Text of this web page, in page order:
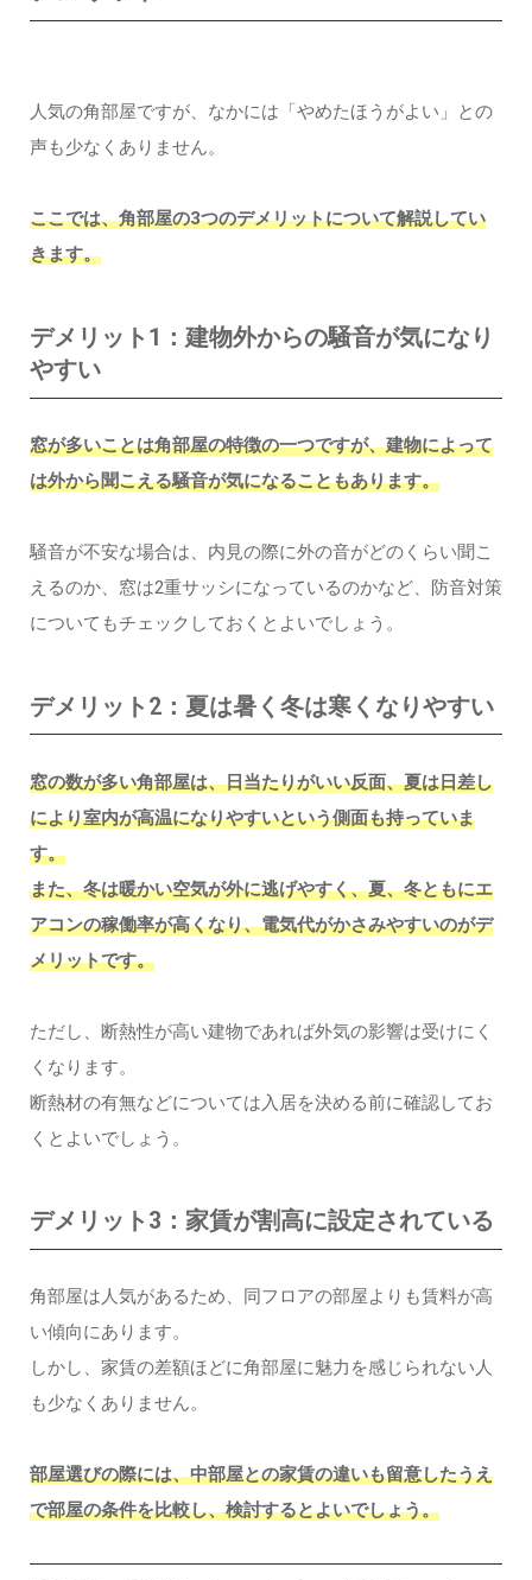
人気の角部屋ですが、なかには「やめたほうがよい」との
声も少なくありません。
ここでは、角部屋の3つのデメリットについて解説してい
きます。
デメリット1：建物外からの騒音が気になり
やすい
窓が多いことは角部屋の特徴の一つですが、建物によって
は外から聞こえる騒音が気になることもあります。
騒音が不安な場合は、内見の際に外の音がどのくらい聞こ
えるのか、窓は2重サッシになっているのかなど、防音対策
についてもチェックしておくとよいでしょう。
デメリット2：夏は暑く冬は寒くなりやすい
窓の数が多い角部屋は、日当たりがいい反面、夏は日差し
により室内が高温になりやすいという側面も持っていま
す。
また、冬は暖かい空気が外に逃げやすく、夏、冬ともにエ
アコンの稼働率が高くなり、電気代がかさみやすいのがデ
メリットです。
ただし、断熱性が高い建物であれば外気の影響は受けにく
くなります。
断熱材の有無などについては入居を決める前に確認してお
くとよいでしょう。
デメリット3：家賃が割高に設定されている
角部屋は人気があるため、同フロアの部屋よりも賃料が高
い傾向にあります。
しかし、家賃の差額ほどに角部屋に魅力を感じられない人
も少なくありません。
部屋選びの際には、中部屋との家賃の違いも留意したうえ
で部屋の条件を比較し、検討するとよいでしょう。